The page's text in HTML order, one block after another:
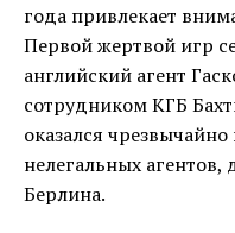
года привлекает
Первой жертвой игр
английский агент
сотрудником КГБ
оказался
нелегальных
Берлина.